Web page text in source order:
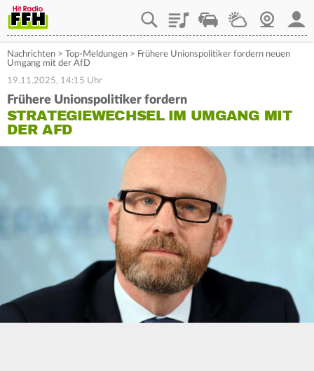
PlaylistStaupilotWetterWebcam
Nachrichten > Top-Meldungen > Frühere Unionspolitiker fordern neuen
Umgang mit der AfD
19.11.2025, 14:15 Uhr
Frühere Unionspolitiker fordern
STRATEGIEWECHSEL IM UMGANG MIT
DER AFD